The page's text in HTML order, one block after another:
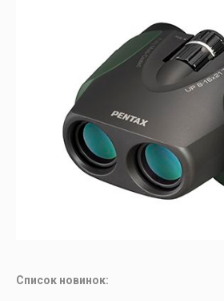
Список новинок: